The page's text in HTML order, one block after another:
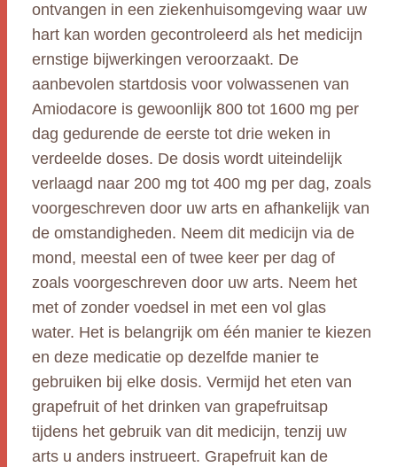
ontvangen in een ziekenhuisomgeving waar uw
hart kan worden gecontroleerd als het medicijn
ernstige bijwerkingen veroorzaakt. De
aanbevolen startdosis voor volwassenen van
Amiodacore is gewoonlijk 800 tot 1600 mg per
dag gedurende de eerste tot drie weken in
verdeelde doses. De dosis wordt uiteindelijk
verlaagd naar 200 mg tot 400 mg per dag, zoals
voorgeschreven door uw arts en afhankelijk van
de omstandigheden. Neem dit medicijn via de
mond, meestal een of twee keer per dag of
zoals voorgeschreven door uw arts. Neem het
met of zonder voedsel in met een vol glas
water. Het is belangrijk om één manier te kiezen
en deze medicatie op dezelfde manier te
gebruiken bij elke dosis. Vermijd het eten van
grapefruit of het drinken van grapefruitsap
tijdens het gebruik van dit medicijn, tenzij uw
arts u anders instrueert. Grapefruit kan de